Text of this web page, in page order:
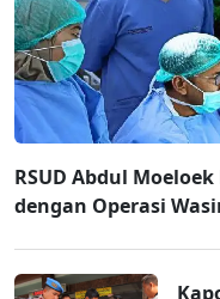
RSUD Abdul
dengan Operasi